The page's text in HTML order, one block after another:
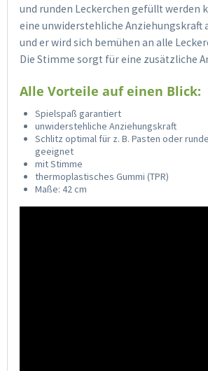
und runden Leckerchen gefüllt werden
eine unwiderstehliche Anziehungskraft
und er wird sich bemühen an alle
Die Stimme sorgt für eine zusätzliche
Alle Vorteile auf einen Blick:
Spielspaß garantiert
unwiderstehliche Anziehungskraft
Schlitz optimal für z. B. Pasten oder
geeignet
mit Stimme
thermoplastisches Gummi (TPR)
Maße: 42 cm